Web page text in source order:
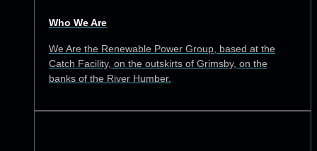
Who We Are
We Are the Renewable Power Group, based at the
Catch Facility, on the outskirts of Grimsby, on the
banks of the River Humber.